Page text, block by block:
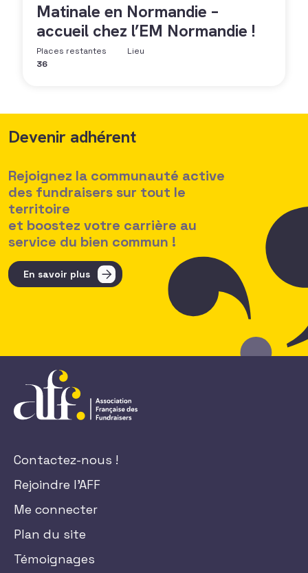
Matinale en Normandie –
accueil chez l’EM Normandie !
Places restantes
36
Lieu
Devenir adhérent
Rejoignez la communauté active
des fundraisers sur tout le
territoire
et boostez votre carrière au
service du bien commun !
En savoir plus
Contactez-nous !
Rejoindre l'AFF
Me connecter
Plan du site
Témoignages